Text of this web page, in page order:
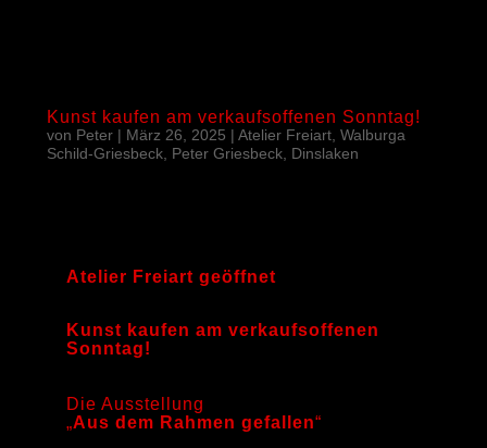
Kunst kaufen am verkaufsoffenen Sonntag!
von Peter| März 26, 2025 | Atelier Freiart, Walburga
Schild-Griesbeck, Peter Griesbeck, Dinslaken
Atelier Freiart geöffnet
Kunst kaufen am verkaufsoffenen
Sonntag!
Die Ausstellung
„Aus dem Rahmen gefallen“